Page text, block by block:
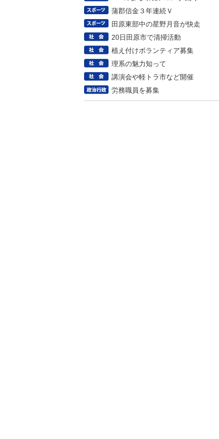
蒲郡信金３年連続Ｖ
田原東部中の星野月音が快走
20日田原市で清掃活動
植え付けボランティア募集
理系の魅力知って
講演会や軽トラ市など開催
労務職員を募集